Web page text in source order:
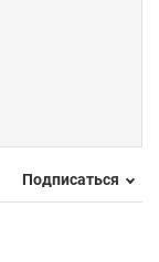
Подписаться